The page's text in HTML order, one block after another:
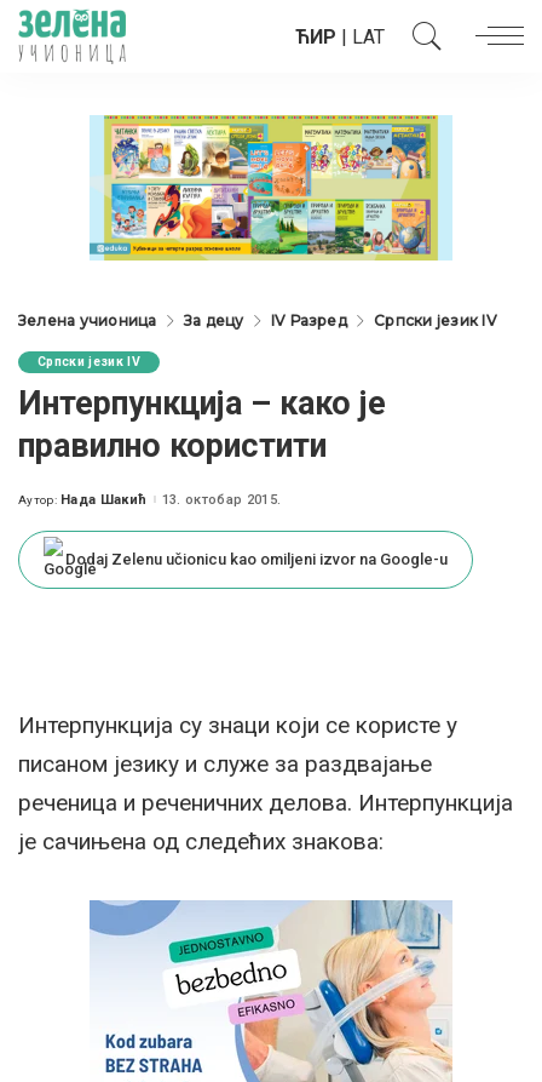
ЋИР | LAT
Зелена учионица За децу IV Разред Српски језик IV
Српски језик IV
Интерпункција – како је
правилно користити
Posted
Аутор: Нада Шакић 13. октобар 2015.
Dodaj Zelenu učionicu kao omiljeni izvor na Google-u
Интерпункција су знаци који се користе у
писаном језику и служе за раздвајање
реченица и реченичних делова. Интерпункција
је сачињена од следећих знакова: